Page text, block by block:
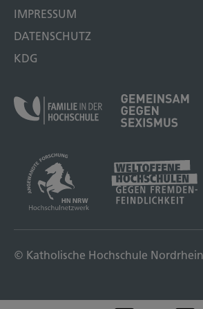
IMPRESSUM
DATENSCHUTZ
KDG
© Katholische Hochschule